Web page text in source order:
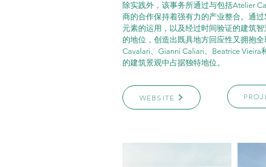
除实践外，该事务所通过与包括Atelier
商的合作保持着强有力的产业整合。通
元素的运用，以及经过时间验证的建筑
的地位，创造出既具地方回应性又拥抱
Cavalari、Gianni Caliari、Beatrice
的建筑景观中占据独特地位。
WEBSITE